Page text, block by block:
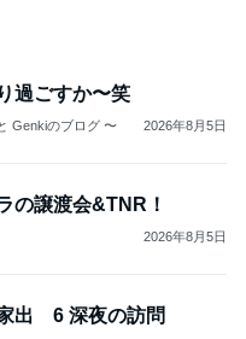
過ごすか〜笑
Genkiのブログ 〜 2026年8月5日
の譲渡会&TNR！
2026年8月5日
リライト版 猫まるの家出 6 深夜の訪問